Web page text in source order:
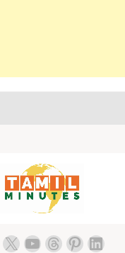
X YouTube
Threads
Pinterest